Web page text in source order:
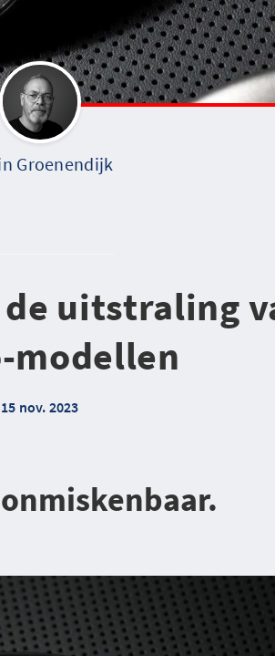
Groenendijk
uitstraling
modellen
15 nov. 2023